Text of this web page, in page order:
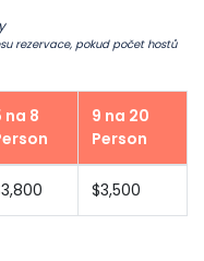
rezervace, pokud počet hostů
na 8
9 na 20
Person
$3,500